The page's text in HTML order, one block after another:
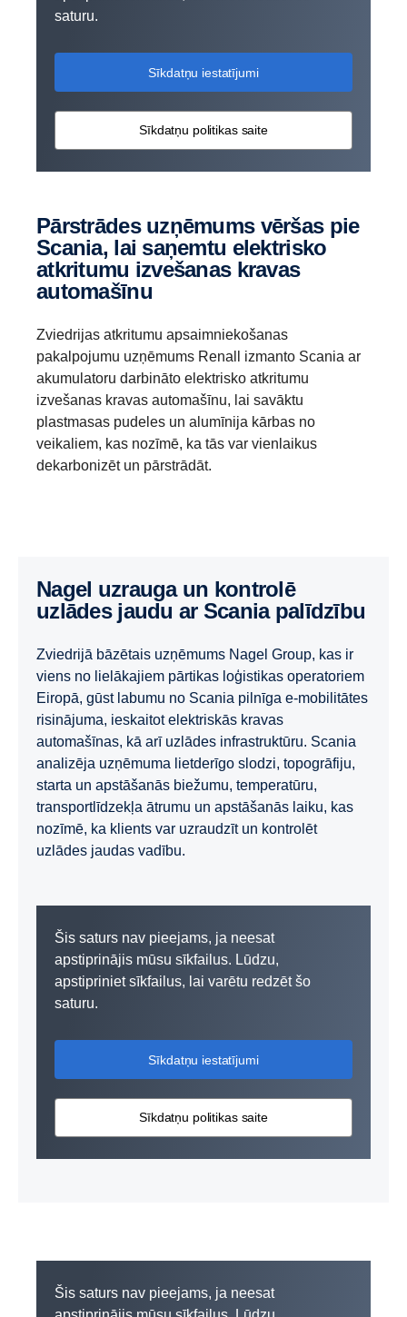
saturu.
Sīkdatņu iestatījumi
Sīkdatņu politikas saite
Pārstrādes uzņēmums vēršas pie
Scania, lai saņemtu elektrisko
atkritumu izvešanas kravas
automašīnu
Zviedrijas atkritumu apsaimniekošanas
pakalpojumu uzņēmums Renall izmanto Scania ar
akumulatoru darbināto elektrisko atkritumu
izvešanas kravas automašīnu, lai savāktu
plastmasas pudeles un alumīnija kārbas no
veikaliem, kas nozīmē, ka tās var vienlaikus
dekarbonizēt un pārstrādāt.
Nagel uzrauga un kontrolē
uzlādes jaudu ar Scania palīdzību
Zviedrijā bāzētais uzņēmums Nagel Group, kas ir
viens no lielākajiem pārtikas loģistikas operatoriem
Eiropā, gūst labumu no Scania pilnīga e-mobilitātes
risinājuma, ieskaitot elektriskās kravas
automašīnas, kā arī uzlādes infrastruktūru. Scania
analizēja uzņēmuma lietderīgo slodzi, topogrāfiju,
starta un apstāšanās biežumu, temperatūru,
transportlīdzekļa ātrumu un apstāšanās laiku, kas
nozīmē, ka klients var uzraudzīt un kontrolēt
uzlādes jaudas vadību.
Šis saturs nav pieejams, ja neesat
apstiprinājis mūsu sīkfailus. Lūdzu,
apstipriniet sīkfailus, lai varētu redzēt šo
saturu.
Sīkdatņu iestatījumi
Sīkdatņu politikas saite
Šis saturs nav pieejams, ja neesat